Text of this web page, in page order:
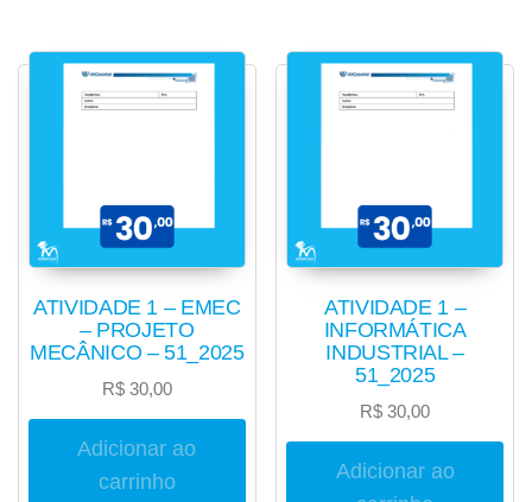
ATIVIDADE 1 – EMEC
– PROJETO
MECÂNICO – 51_2025
R$30,00
Adicionar ao
carrinho
ATIVIDADE 1 –
INFORMÁTICA
INDUSTRIAL –
51_2025
R$ 30,00
Adicionar ao